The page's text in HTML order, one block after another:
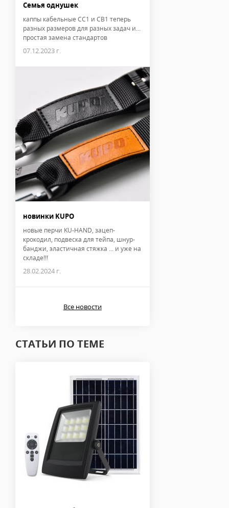
Семья однушек
каппы кабельные CC1 и CB1 теперь
разных размеров для разных задач и...
простая замена стандартов
07.12.2023 г.
новинки KUPO
новые перчи KU-HAND, зацеп-
крокодил, подвеска для тейпа, шнур-
банджи, эластичная стяжка ... и уже на
складе!!!
28.02.2024 г.
Все новости
СТАТЬИ ПО ТЕМЕ